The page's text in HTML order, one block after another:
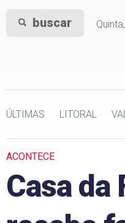
buscar
ÚLTIMAS LITORAL
ACONTECE
Casa da